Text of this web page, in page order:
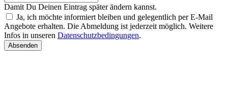
Damit Du Deinen Eintrag später ändern kannst.
Ja, ich möchte informiert bleiben und gelegentlich per E-Mail
Angebote erhalten. Die Abmeldung ist jederzeit möglich. Weitere
Infos in unseren Datenschutzbedingungen.
Absenden